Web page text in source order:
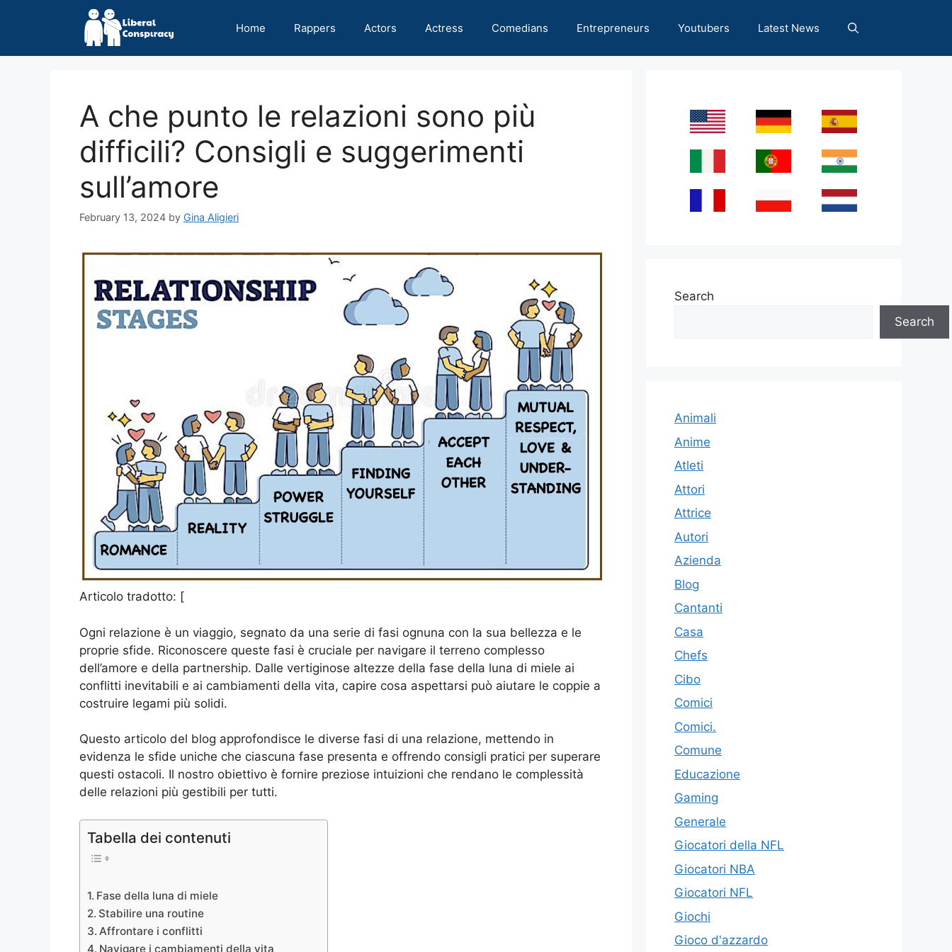
Home Rappers Actors Actress Comedians Entrepreneurs Youtubers Latest News
A che punto le relazioni sono più
difficili? Consigli e suggerimenti
sull’amore
February 13, 2024 by Gina Aligieri
Articolo tradotto: [
Ogni relazione è un viaggio, segnato da una serie di fasi ognuna con la sua bellezza e le
proprie sfide. Riconoscere queste fasi è cruciale per navigare il terreno complesso
dell’amore e della partnership. Dalle vertiginose altezze della fase della luna di miele ai
conflitti inevitabili e ai cambiamenti della vita, capire cosa aspettarsi può aiutare le coppie a
costruire legami più solidi.
Questo articolo del blog approfondisce le diverse fasi di una relazione, mettendo in
evidenza le sfide uniche che ciascuna fase presenta e offrendo consigli pratici per superare
questi ostacoli. Il nostro obiettivo è fornire preziose intuizioni che rendano le complessità
delle relazioni più gestibili per tutti.
Tabella dei contenuti
Fase della luna di miele
Stabilire una routine
Affrontare i conflitti
Navigare i cambiamenti della vita
Search
Search
Animali
Anime
Atleti
Attori
Attrice
Autori
Azienda
Blog
Cantanti
Casa
Chefs
Cibo
Comici
Comici.
Comune
Educazione
Gaming
Generale
Giocatori della NFL
Giocatori NBA
Giocatori NFL
Giochi
Gioco d'azzardo